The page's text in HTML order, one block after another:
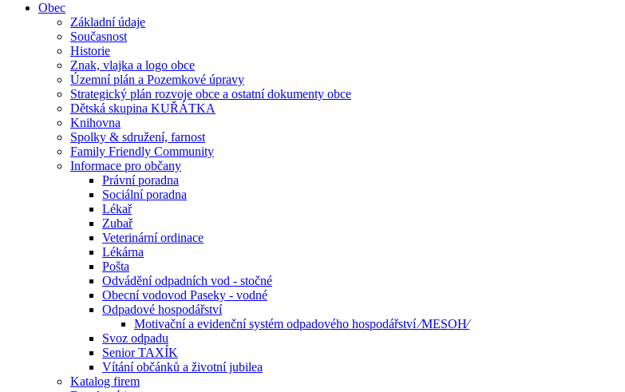
Obec
Základní údaje
Současnost
Historie
Znak, vlajka a logo obce
Územní plán a Pozemkové úpravy
Strategický plán rozvoje obce a ostatní dokumenty obce
Dětská skupina KUŘÁTKA
Knihovna
Spolky & sdružení, farnost
Family Friendly Community
Informace pro občany
Právní poradna
Sociální poradna
Lékař
Zubař
Veterinární ordinace
Lékárna
Pošta
Odvádění odpadních vod - stočné
Obecní vodovod Paseky - vodné
Odpadové hospodářství
Motivační a evidenční systém odpadového hospodářství ⁄MESOH⁄
Svoz odpadu
Senior TAXÍK
Vítání občánků a životní jubilea
Katalog firem